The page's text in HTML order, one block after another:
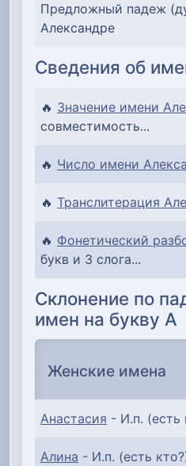
Предложный падеж
Александре
Сведения об
🔥 Значение имени
совместимость...
🔥 Число имени
🔥 Транслитерация
🔥 Фонетический
букв и 3 слога...
Склонение по
имен на букву А
Женские имена
Анастасия - И.п. (есть
Алина - И.п. (есть